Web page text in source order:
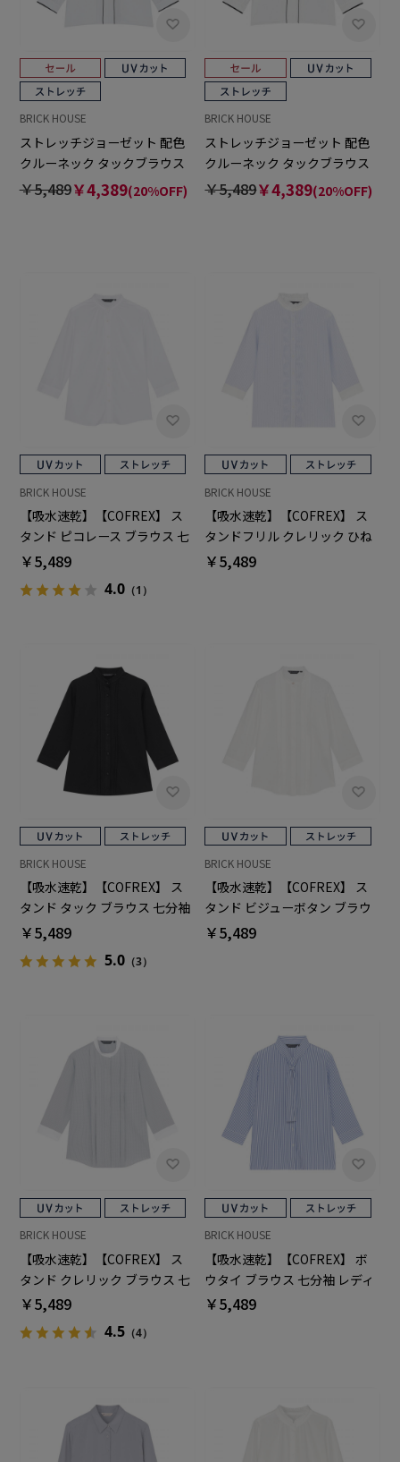
BRICK HOUSE
ストレッチジョーゼット 配色
クルーネック タックブラウス
七分袖 レディース
￥5,489￥4,389(20%OFF)
BRICK HOUSE
ストレッチジョーゼット 配色
クルーネック タックブラウス
七分袖 レディース
￥5,489￥4,389(20%OFF)
BRICK HOUSE
【吸水速乾】【COFREX】 ス
タンド ピコレース ブラウス 七
分袖 レディースデザインシャ
￥5,489
4.0（1）
BRICK HOUSE
【吸水速乾】【COFREX】 ス
タンドフリル クレリック ひね
りピンタック ブラウス 七分袖
￥5,489
BRICK HOUSE
【吸水速乾】【COFREX】 ス
タンド タック ブラウス 七分袖
レディースデザインシャツ
￥5,489
5.0（3）
BRICK HOUSE
【吸水速乾】【COFREX】 ス
タンド ビジューボタン ブラウ
ス 七分袖 レディースデザイン
￥5,489
BRICK HOUSE
【吸水速乾】【COFREX】 ス
タンド クレリック ブラウス 七
分袖 レディースデザインシャ
￥5,489
4.5（4）
BRICK HOUSE
【吸水速乾】【COFREX】 ボ
ウタイ ブラウス 七分袖 レディ
ースデザインシャツ
￥5,489